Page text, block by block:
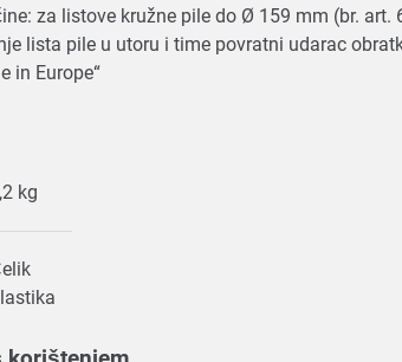
za listove kružne pile do Ø 159 mm (br.
lista pile u utoru i time povratni udarac
in Europe“
kg